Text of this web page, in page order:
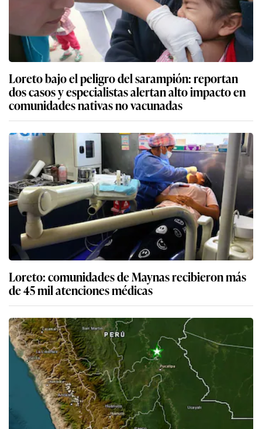
Loreto bajo el peligro del sarampión: reportan
dos casos y especialistas alertan alto impacto en
comunidades nativas no vacunadas
Loreto: comunidades de Maynas recibieron más
de 45 mil atenciones médicas